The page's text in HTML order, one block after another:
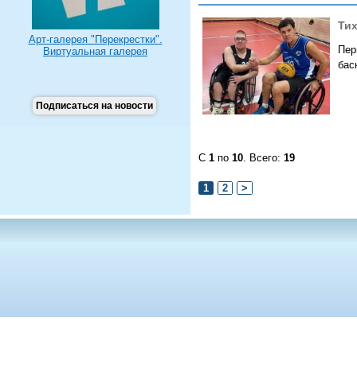
Арт-галерея "Перекрестки".
Виртуальная галерея
Подписаться на новости
С 1 по 10 . Всего: 19
1 2 >